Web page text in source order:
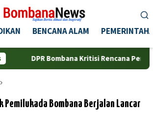
BENCANA ALAM
Kritisi Rencana Penggunaan Pelabuhan
Bombana Berjalan Lancar